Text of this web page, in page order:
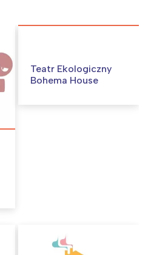
Teatr Ekologiczny
Bohema House